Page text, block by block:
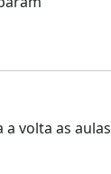
volta as aulas